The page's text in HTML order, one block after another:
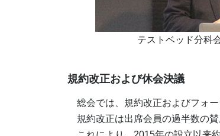
テストベッド分科
規約改正および休会決議
総会では、規約改正およびフォー
規約改正は出席会員の過半数の賛